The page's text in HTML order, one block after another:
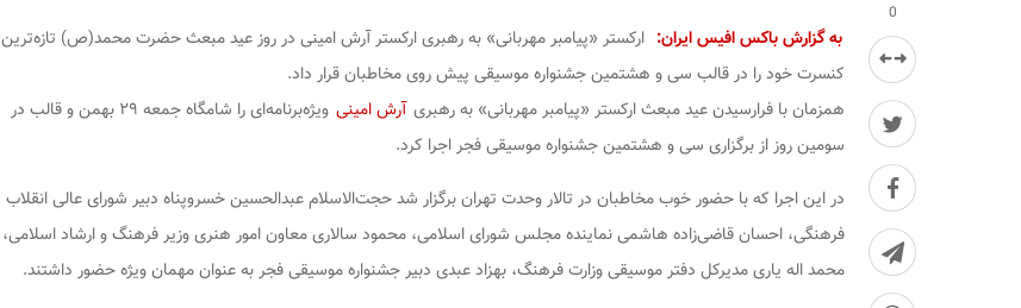
0
به گزارش باکس افیس ایران: ارکستر «پیامبر مهربانی» به رهبری ارکستر آرش امینی در روز عید مبعث حضرت محمد(ص) تازه‌ترین
کنسرت خود را در قالب سی و هشتمین جشنواره موسیقی پیش روی مخاطبان قرار داد.
همزمان با فرارسیدن عید مبعث ارکستر «پیامبر مهربانی» به رهبری آرش امینی
ویژه‌برنامه‌ای را شامگاه جمعه ۲۹ بهمن و قالب در
سومین روز از برگزاری سی و هشتمین جشنواره موسیقی فجر اجرا کرد.
در این اجرا که با حضور خوب مخاطبان در تالار وحدت تهران برگزار شد حجت‌الاسلام عبدالحسین خسروپناه دبیر شورای عالی انقلاب
فرهنگی، احسان قاضی‌زاده هاشمی نماینده مجلس شورای اسلامی، محمود سالاری معاون امور هنری وزیر فرهنگ و ارشاد اسلامی،
محمد اله یاری مدیرکل دفتر موسیقی وزارت فرهنگ، بهزاد عبدی دبیر جشنواره موسیقی فجر به عنوان مهمان ویژه حضور داشتند.